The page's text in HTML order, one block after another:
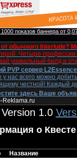
1000 показов баннера от
от обычного Interlude?
Четыре
уникальный билд и
PVP сервер
у нас всего можно
честной! Каждый
здесь Ваше
Reklama.ru
Version 1.0
о Квесте
Название